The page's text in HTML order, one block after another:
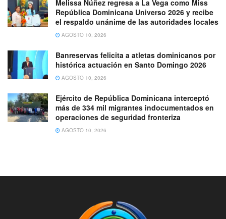
Melissa Núñez regresa a La Vega como Miss
República Dominicana Universo 2026 y recibe
el respaldo unánime de las autoridades locales
AGOSTO 10, 2026
Banreservas felicita a atletas dominicanos por
histórica actuación en Santo Domingo 2026
AGOSTO 10, 2026
Ejército de República Dominicana interceptó
más de 334 mil migrantes indocumentados en
operaciones de seguridad fronteriza
AGOSTO 10, 2026